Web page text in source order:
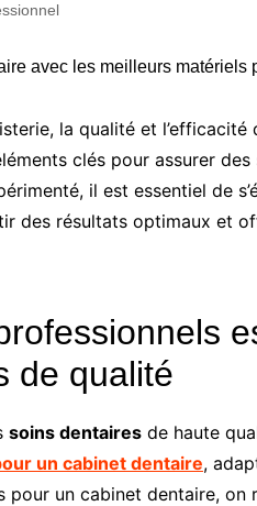
la qualité et
clés pour assurer
il est essentiel de
des résultats optimaux et
de qualité
soins dentaires de haute
un cabinet dentaire,
pour un cabinet dentaire, on